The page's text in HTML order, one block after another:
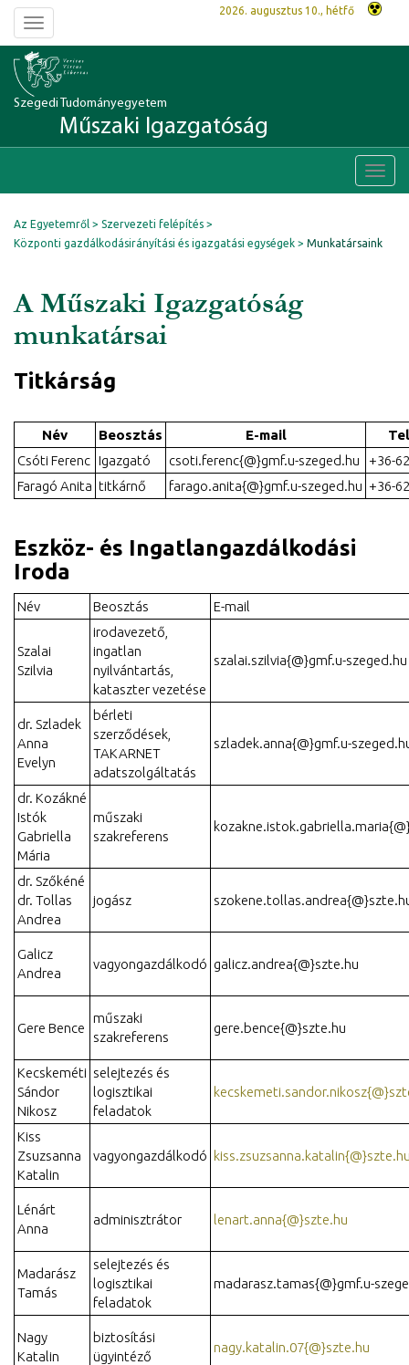
Toggle
navigation
2026. augusztus 10., hétfő
Szegedi Tudományegyetem
Műszaki Igazgatóság
Az Egyetemről
Szervezeti felépítés
Központi gazdálkodásirányítási és igazgatási egységek
Munkatársaink
A Műszaki Igazgatóság
munkatársai
Titkárság
Név Beosztás E-mail
Csóti Ferenc Igazgató csoti.ferenc{@}gmf.u-szeged.hu
+36-
Faragó Anita titkárnő farago.anita{@}gmf.u-szeged.hu +36-
Eszköz- és Ingatlangazdálkodási
Iroda
Név Beosztás E-mail
Szalai
Szilvia
irodavezető,
ingatlan
nyilvántartás,
kataszter vezetése
szalai.szilvia{@}gmf.u-szeged.hu
dr. Szladek
Anna
Evelyn
bérleti
szerződések,
TAKARNET
adatszolgáltatás
szladek.anna{@}gmf.u-
dr. Kozákné
Istók
Gabriella
Mária
műszaki
szakreferens
dr. Szőkéné
dr. Tollas
Andrea
jogász
Galicz
Andrea
vagyongazdálkodó galicz.andrea{@}szte.hu
Gere Bence
műszaki
szakreferens
gere.bence{@}szte.hu
Kecskeméti
Sándor
Nikosz
selejtezés és
logisztikai
feladatok
Kiss
Zsuzsanna
Katalin
vagyongazdálkodó
Lénárt
Anna
adminisztrátor lenart.anna{@}szte.hu
Madarász
Tamás
selejtezés és
logisztikai
feladatok
madarasz.tamas{@}gmf.u-
Nagy
Katalin
biztosítási
ügyintéző
nagy.katalin.07{@}szte.hu